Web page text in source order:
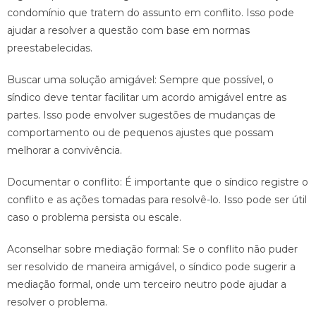
condomínio que tratem do assunto em conflito. Isso pode
ajudar a resolver a questão com base em normas
preestabelecidas.
Buscar uma solução amigável: Sempre que possível, o
síndico deve tentar facilitar um acordo amigável entre as
partes. Isso pode envolver sugestões de mudanças de
comportamento ou de pequenos ajustes que possam
melhorar a convivência.
Documentar o conflito: É importante que o síndico registre o
conflito e as ações tomadas para resolvê-lo. Isso pode ser útil
caso o problema persista ou escale.
Aconselhar sobre mediação formal: Se o conflito não puder
ser resolvido de maneira amigável, o síndico pode sugerir a
mediação formal, onde um terceiro neutro pode ajudar a
resolver o problema.